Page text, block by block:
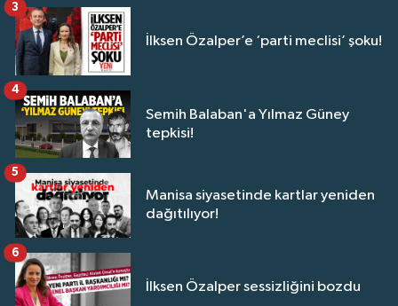
İlksen Özalper’e ‘parti meclisi’ şoku!
3
Semih Balaban'a Yılmaz Güney
tepkisi!
4
Manisa siyasetinde kartlar yeniden
dağıtılıyor!
5
İlksen Özalper sessizliğini bozdu
6